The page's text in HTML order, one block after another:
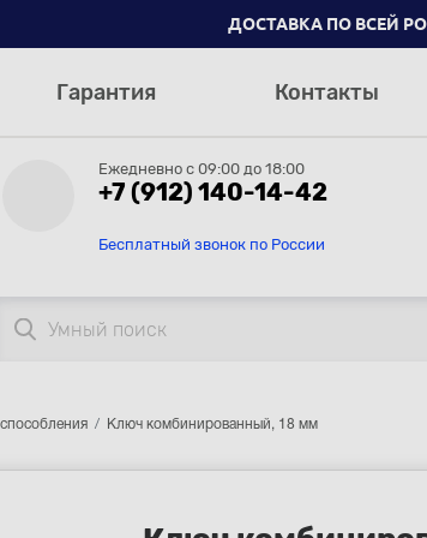
ДОСТАВКА ПО ВСЕЙ
Гарантия Контакты
Ежедневно с 09:00 до 18:00
+7 (912) 140-14-42
Бесплатный звонок по России
Ключ комбинированный, 18 мм